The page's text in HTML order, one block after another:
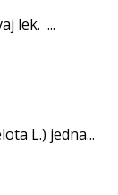
lek. ...
L.) jedna...